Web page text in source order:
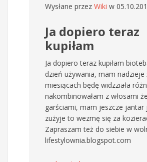
Wysłane przez Wiki w
Ja dopiero teraz
kupiłam
Ja dopiero teraz kupiłam
dzień używania, mam nadzieje
miesiącach będę widzziała
nakombinowałam z włosami
garściami, mam jeszcze jantar
zużyje to wezmę się za
Zapraszam też do siebie w
lifestylownia.blogspot.com